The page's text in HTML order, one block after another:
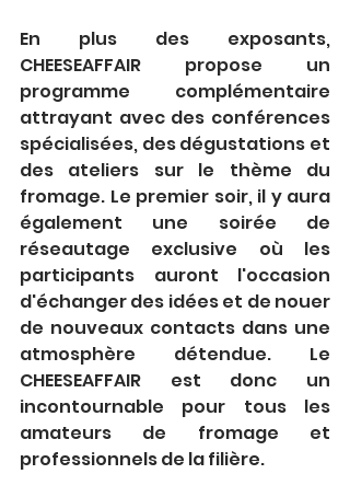
En plus des exposants,
CHEESEAFFAIR propose un
programme complémentaire
attrayant avec des conférences
spécialisées, des dégustations et
des ateliers sur le thème du
fromage. Le premier soir, il y aura
également une soirée de
réseautage exclusive où les
participants auront l'occasion
d'échanger des idées et de nouer
de nouveaux contacts dans une
atmosphère détendue. Le
CHEESEAFFAIR est donc un
incontournable pour tous les
amateurs de fromage et
professionnels de la filière.